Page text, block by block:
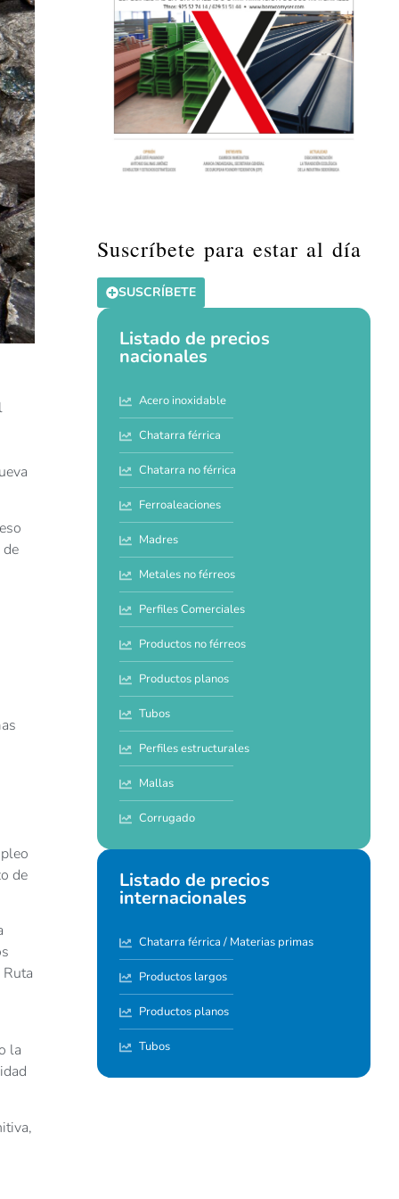
de
la
Suscríbete para estar al día
SUSCRÍBETE
Listado de precios
nacionales
Acero inoxidable
Chatarra férrica
Chatarra no férrica
Ferroaleaciones
Madres
Metales no férreos
Perfiles Comerciales
Productos no férreos
Productos planos
Tubos
Perfiles estructurales
Mallas
Corrugado
Listado de precios
internacionales
Chatarra férrica / Materias primas
Productos largos
Productos planos
Tubos